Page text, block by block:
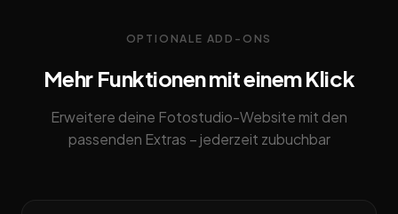
OPTIONALE ADD-ONS
Mehr Funktionen mit einem Klick
Erweitere deine Fotostudio-Website mit den
passenden Extras – jederzeit zubuchbar